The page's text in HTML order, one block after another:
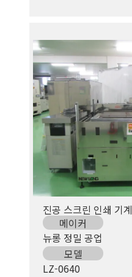
진공 스크린 인쇄 기계
메이커
뉴롱 정밀 공업
모델
LZ-0640